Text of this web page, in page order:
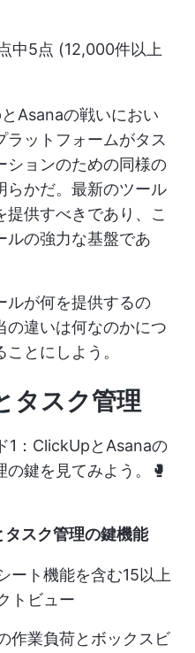
中5点 (12,000件以上
Asanaの戦いにおい
ラットフォームがタス
ションのための同様の
らかだ。最新のツール
提供すべきであり、こ
ルの強力な基盤であ
ルが何を提供するの
の違いは何なのかにつ
とにしよう。
タスク管理
1：ClickUpとAsanaの
鍵を見てみよう。🥊
スク管理の鍵機能
ート機能を含む15以上
トビュー
作業負荷とボックスビ